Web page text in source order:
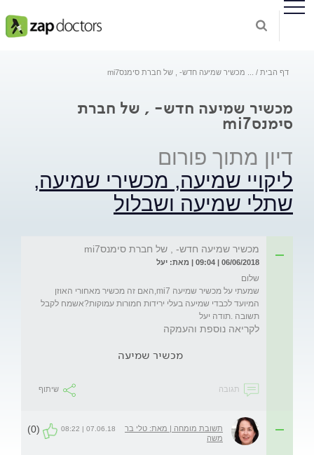
דף הבית מכשיר שמיעה חדש- , של חברת סימנסmi7
מכשיר שמיעה חדש- , של חברת
סימנסmi7
דיון מתוך פורום
ליקויי שמיעה, מכשירי שמיעה,
שתלי שמיעה ושבלול
מכשיר שמיעה חדש- , של חברת סימנסmi7
06/06/2018 | 09:04 | מאת: יעל
שמעתי על מכשיר שמיעה mi7,האם זה מכשיר מאחורי האוזן
המיועד לכבדי שמיעה בעלי ירידות חמורות עמוקות?אשמח לקבל
תשובה .תודה יעל
לקריאה נוספת והעמקה
מכשיר שמיעה
תגובה שיתוף
תשובת מומחה | מאת: טלי בר
משה
07.06.18 | 08:22
(0)